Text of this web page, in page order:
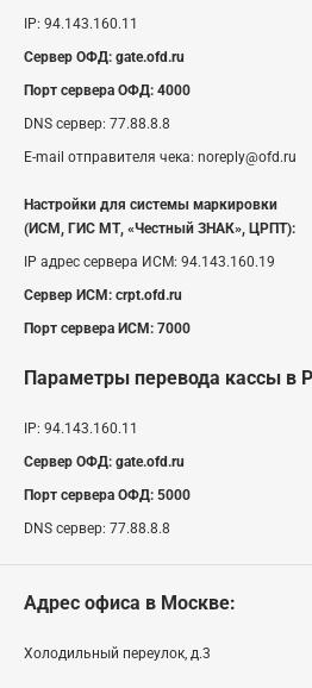
IP: 94.143.160.11
Сервер ОФД: gate.ofd.ru
Порт сервера ОФД: 4000
DNS сервер: 77.88.8.8
E-mail отправителя чека: noreply@ofd.ru
Настройки для системы маркировки
(ИСМ, ГИС МТ, «Честный ЗНАК», ЦРПТ):
IP адрес сервера ИСМ: 94.143.160.19
Сервер ИСМ: crpt.ofd.ru
Порт сервера ИСМ: 7000
Параметры перевода кассы в
IP: 94.143.160.11
Сервер ОФД: gate.ofd.ru
Порт сервера ОФД: 5000
DNS сервер: 77.88.8.8
Адрес офиса в Москве:
Холодильный переулок, д.3